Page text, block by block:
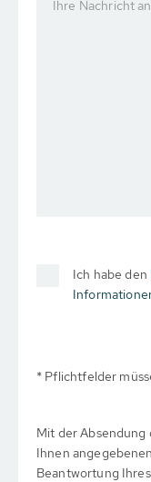
Ihre Nachricht
Ich habe den
* Pflichtfelder
Mit der Absendung
Ihnen
Beantwortung